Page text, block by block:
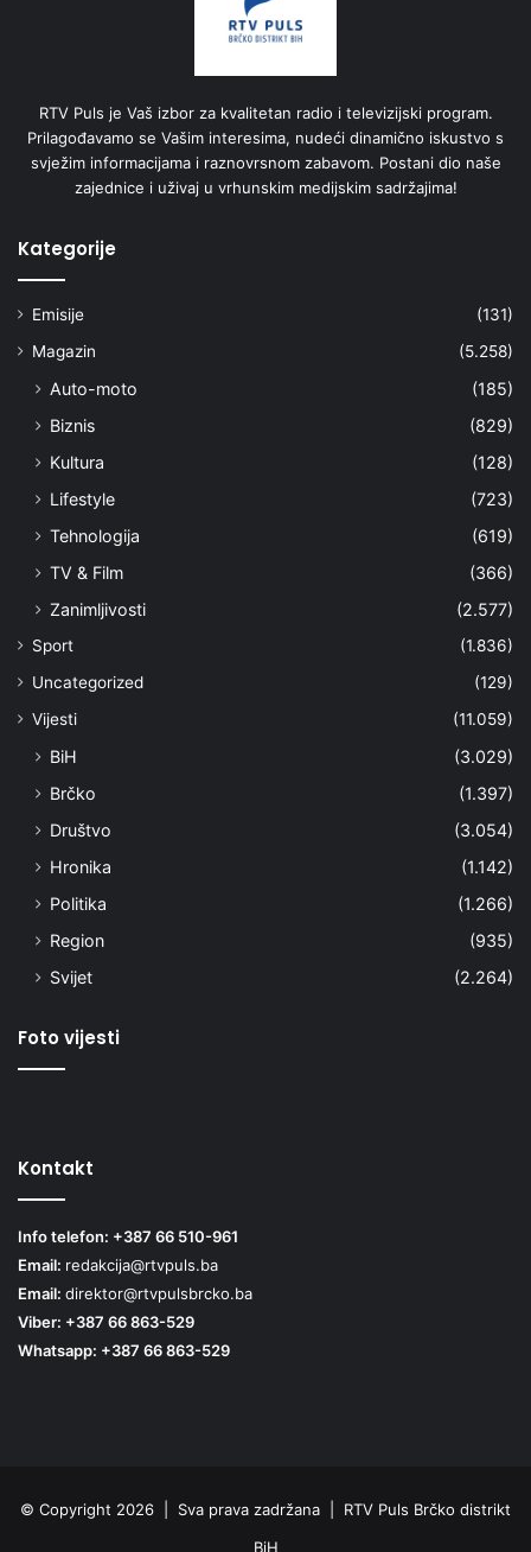
RTV Puls je Vaš izbor za kvalitetan radio i televizijski program.
Prilagođavamo se Vašim interesima, nudeći dinamično iskustvo s
svježim informacijama i raznovrsnom zabavom. Postani dio naše
zajednice i uživaj u vrhunskim medijskim sadržajima!
Kategorije
Emisije
(131)
Magazin
(5.258)
Auto-moto
(185)
Biznis
(829)
Kultura
(128)
Lifestyle
(723)
Tehnologija
(619)
TV & Film
(366)
Zanimljivosti
(2.577)
Sport
(1.836)
Uncategorized
(129)
Vijesti
(11.059)
BiH
(3.029)
Brčko
(1.397)
Društvo
(3.054)
Hronika
(1.142)
Politika
(1.266)
Region
(935)
Svijet
(2.264)
Foto vijesti
Kontakt
Info telefon: +387 66 510-961
Email: redakcija@rtvpuls.ba
Email: direktor@rtvpulsbrcko.ba
Viber: +387 66 863-529
Whatsapp: +387 66 863-529
© Copyright 2026 | Sva prava zadržana | RTV Puls Brčko distrikt
BiH